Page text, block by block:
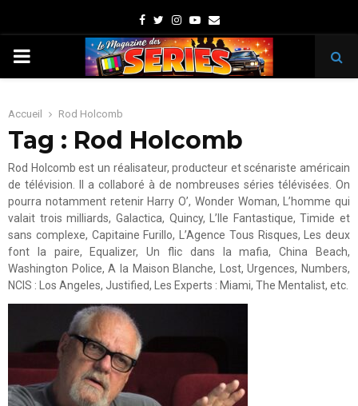
Facebook
TwitterInstagram
Youtube
Email
PRIMARY
Accueil Rod Holcomb
Tag : Rod Holcomb
Rod Holcomb est un réalisateur, producteur et scénariste américain
de télévision. Il a collaboré à de nombreuses séries télévisées. On
pourra notamment retenir Harry O’, Wonder Woman, L’homme qui
valait trois milliards, Galactica, Quincy, L’Ile Fantastique, Timide et
sans complexe, Capitaine Furillo, L’Agence Tous Risques, Les deux
font la paire, Equalizer, Un flic dans la mafia, China Beach,
Washington Police, A la Maison Blanche, Lost, Urgences, Numbers,
NCIS : Los Angeles, Justified, Les Experts : Miami, The Mentalist, etc.